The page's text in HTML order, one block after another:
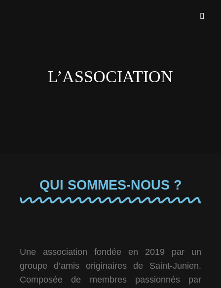
L’ASSOCIATION
QUI SOMMES-NOUS ?
Une association fondée en 2019 par un
groupe d’amis originaires de Saint-Junien.
Composée de membres passionnés par